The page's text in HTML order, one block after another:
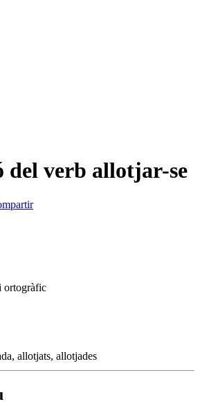
del verb allotjar-se
ortogràfic
, allotjats, allotjades